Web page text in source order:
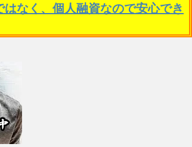
なく、個人融資なので安心でき